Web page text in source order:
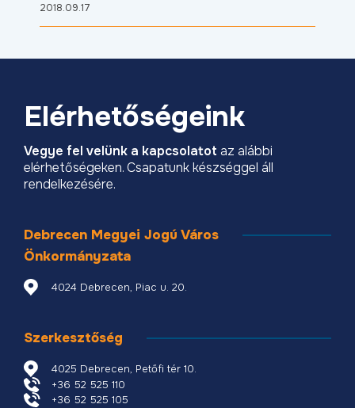
2018.09.17
Elérhetőségeink
Vegye fel velünk a kapcsolatot az alábbi
elérhetőségeken. Csapatunk készséggel áll
rendelkezésére.
Debrecen Megyei Jogú Város
Önkormányzata
4024 Debrecen, Piac u. 20.
Szerkesztőség
4025 Debrecen, Petőfi tér 10.
+36 52 525 110
+36 52 525 105